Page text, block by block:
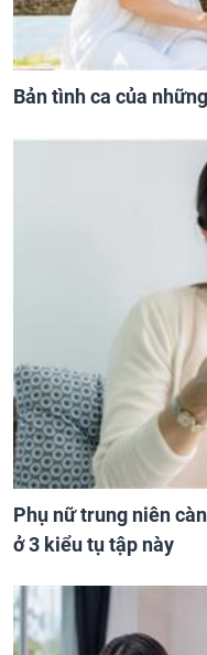
Bản tình ca của
Phụ nữ trung niên
ở 3 kiểu tụ tập này